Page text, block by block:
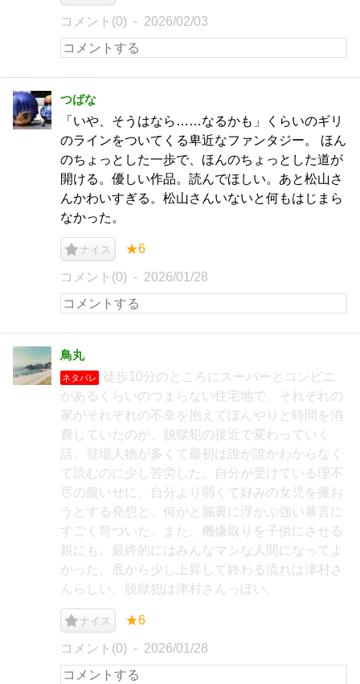
コメント(0) 2026/02/03
つばな
「いや、そうはなら……なるかも」くらいのギリ
のラインをついてくる卑近なファンタジー。 ほん
のちょっとした一歩で、ほんのちょっとした道が
開ける。優しい作品。読んでほしい。あと松山さ
んかわいすぎる。松山さんいないと何もはじまら
なかった。
ナイス ★6
コメント(0) 2026/01/28
鳥丸
ネタバレ
徒歩10分のところにスーパーとコンビニ
があるくらいのつまらない住宅地で、それぞれの
家がそれぞれの不幸を抱えてぼんやりと時間を消
費していたのが、脱獄犯の接近で変わっていく
話。登場人物が多くて最初は誰が誰かわからなく
て読むのに少し苦労した。自分が受けている理不
尽の腹いせに、自分より弱くて好みの女児を攫お
うとする発想と、何かと脳裏に浮かぶ強い暴言に
すごく苛ついた。また、機嫌取りを子供にさせる
親にも。最終的にはみんなマシな人間になってよ
かった。底から少し上昇して終わる流れは津村さ
んらしい。脱獄犯は津村さんっぽい。
ナイス ★6
コメント(0) 2026/01/28